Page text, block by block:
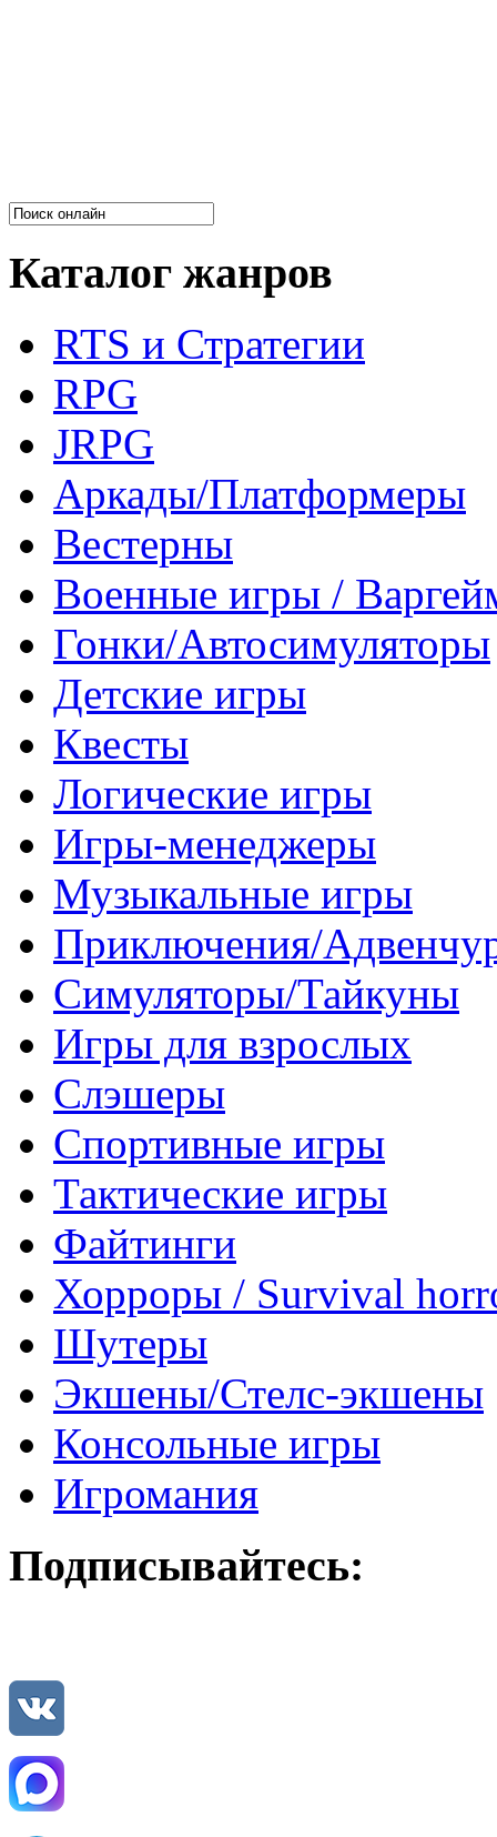
Каталог жанров
RTS и Стратегии
RPG
JRPG
Аркады/Платформеры
Вестерны
Военные игры /
Гонки/Автосимуляторы
Детские игры
Квесты
Логические игры
Игры-менеджеры
Музыкальные игры
Приключения/
Симуляторы/Тайкуны
Игры для взрослых
Слэшеры
Спортивные игры
Тактические игры
Файтинги
Хорроры / Survival
Шутеры
Экшены/Стелс-экшены
Консольные игры
Игромания
Подписывайтесь: